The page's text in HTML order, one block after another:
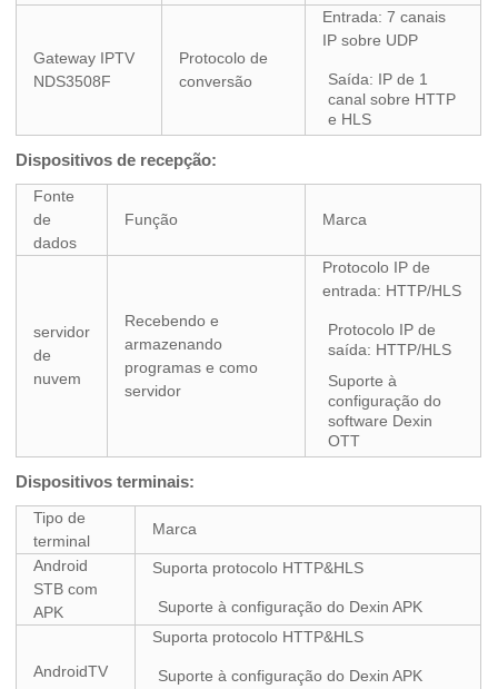
Gateway IPTV
NDS3508F
Protocolo de
conversão
Entrada: 7 canais
IP sobre UDP
Saída: IP de 1
canal sobre HTTP
e HLS
Dispositivos de recepção:
Fonte
de
dados
Função Marca
servidor
de
nuvem
Recebendo e
armazenando
programas e como
servidor
Protocolo IP de
entrada: HTTP/HLS
Protocolo IP de
saída: HTTP/HLS
Suporte à
configuração do
software Dexin
OTT
Dispositivos terminais:
Tipo de
terminal
Marca
Android
STB com
APK
Suporta protocolo HTTP&HLS
Suporte à configuração do Dexin APK
AndroidTV
Suporta protocolo HTTP&HLS
Suporte à configuração do Dexin APK